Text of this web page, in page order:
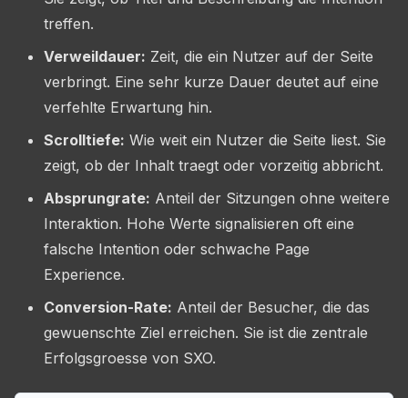
treffen.
Verweildauer: Zeit, die ein Nutzer auf der Seite
verbringt. Eine sehr kurze Dauer deutet auf eine
verfehlte Erwartung hin.
Scrolltiefe: Wie weit ein Nutzer die Seite liest. Sie
zeigt, ob der Inhalt traegt oder vorzeitig abbricht.
Absprungrate: Anteil der Sitzungen ohne weitere
Interaktion. Hohe Werte signalisieren oft eine
falsche Intention oder schwache Page
Experience.
Conversion-Rate: Anteil der Besucher, die das
gewuenschte Ziel erreichen. Sie ist die zentrale
Erfolgsgroesse von SXO.